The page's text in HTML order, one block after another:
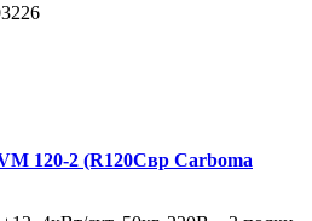
120-2 (R120Cвр Carboma